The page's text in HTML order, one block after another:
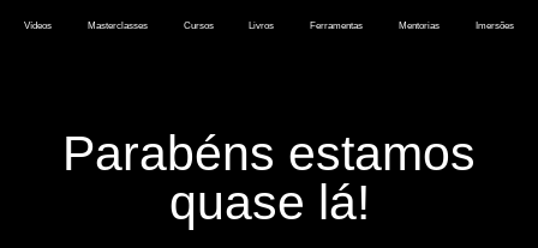
Vídeos Masterclasses Cursos Livros Ferramentas Mentorias Imersões
Parabéns estamos
quase lá!